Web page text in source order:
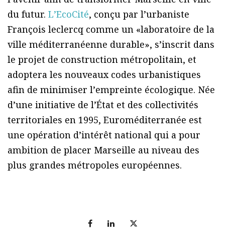
du futur. LʼEcoCité, conçu par lʼurbaniste
François leclercq comme un «laboratoire de la
ville méditerranéenne durable», sʼinscrit dans
le projet de construction métropolitain, et
adoptera les nouveaux codes urbanistiques
afin de minimiser lʼempreinte écologique. Née
d’une initiative de l’État et des collectivités
territoriales en 1995, Euroméditerranée est
une opération d’intérêt national qui a pour
ambition de placer Marseille au niveau des
plus grandes métropoles européennes.